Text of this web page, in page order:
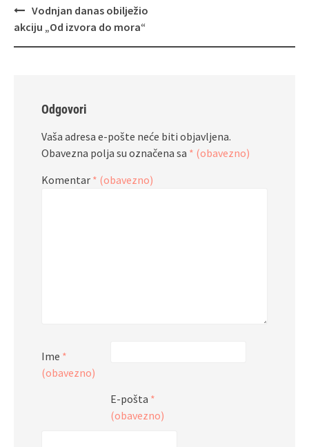
Navigacija
objava
Vodnjan danas obilježio
akciju „Od izvora do mora“
Odgovori
Vaša adresa e-pošte neće biti objavljena.
Obavezna polja su označena sa * (obavezno)
Komentar * (obavezno)
Ime *
(obavezno)
E-pošta *
(obavezno)